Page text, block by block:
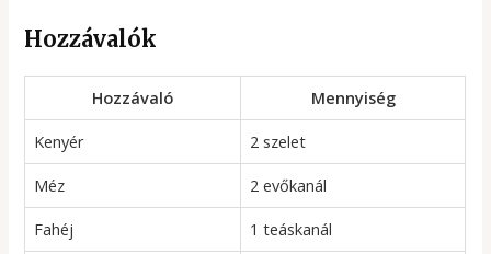
Hozzávalók
Hozzávaló
Mennyiség
Kenyér
2 szelet
Méz
2 evőkanál
Fahéj
1 teáskanál